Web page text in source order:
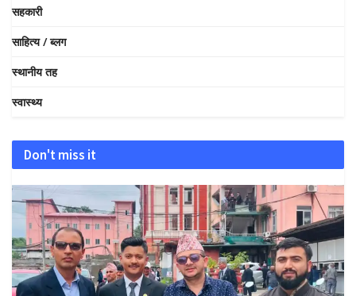
सहकारी
साहित्य / ब्लग
स्थानीय तह
स्वास्थ्य
Don't miss it